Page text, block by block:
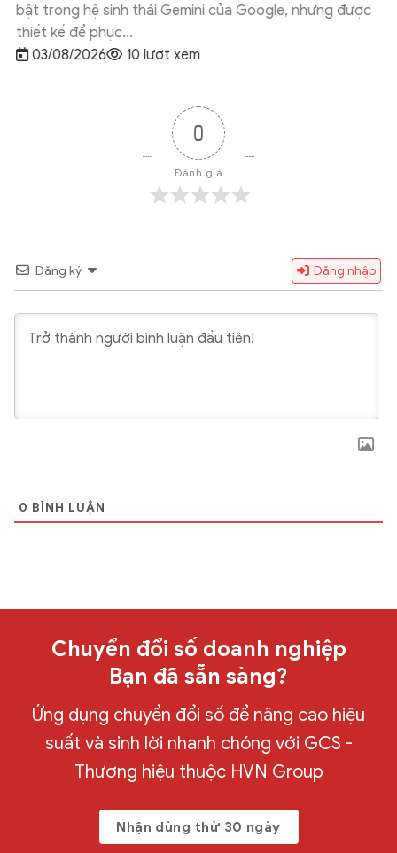
bật trong hệ sinh thái Gemini của Google, nhưng được
thiết kế để phục...
03/08/2026
10 lượt xem
0
Đánh giá
Đăng ký Đăng nhập
0 BÌNH LUẬN
Chuyển đổi số doanh nghiệp
Bạn đã sẵn sàng?
Ứng dụng chuyển đổi số để nâng cao hiệu
suất và sinh lời nhanh chóng với GCS -
Thương hiệu thuộc HVN Group
Nhận dùng thử 30 ngày